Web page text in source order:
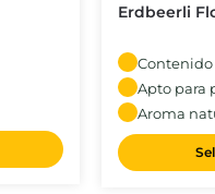
Erdbeerli
Contenido
Apto para
Aroma